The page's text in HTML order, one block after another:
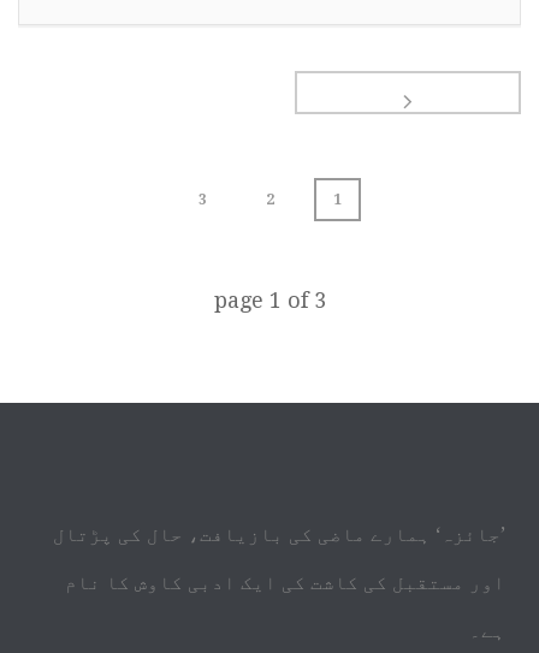
1
2
3
page 1 of3
’جائزہ‘ ہمارے ماضی کی بازیافت، حال کی پڑتال
اور مستقبل کی کاشت کی ایک ادبی کاوش کا نام
ہے۔